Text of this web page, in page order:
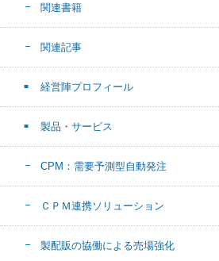
関連書籍
関連記事
経営陣プロフィール
製品・サービス
CPM：需要予測型自動発注
ＣＰＭ連携ソリューション
製配販の協働による売場強化